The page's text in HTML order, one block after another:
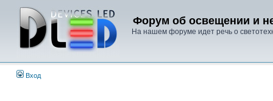
Форум об освещении и
На нашем форуме идет речь о
Вход